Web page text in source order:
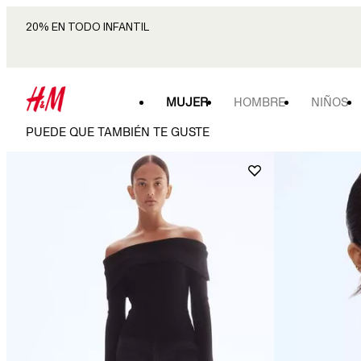
20% EN TODO INFANTIL
MUJER HOMBRE NIÑOS
PUEDE QUE TAMBIÉN TE GUSTE